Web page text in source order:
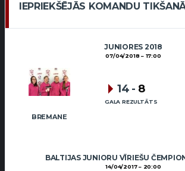
IEPRIEKŠĒJĀS KOMANDU
JUNIORES 2018
07/04/2018 17:00
BREMANE
14 - 8
GALA REZULTĀTS
BALTIJAS JUNIORU VĪRIEŠU
14/04/2017 20:00